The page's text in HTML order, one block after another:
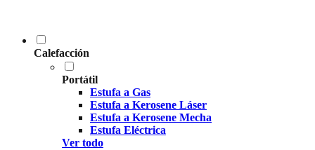
Calefacción
Portátil
Estufa a Gas
Estufa a Kerosene Láser
Estufa a Kerosene Mecha
Estufa Eléctrica
Ver todo